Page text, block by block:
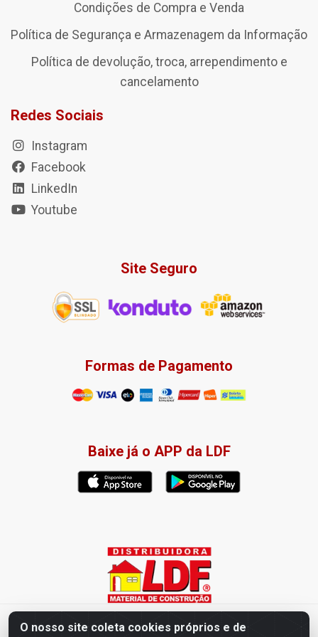
O nosso site coleta cookies próprios e de
Condições de Compra e Venda
Política de Segurança e Armazenagem da Informação
Política de devolução, troca, arrependimento e
cancelamento
Redes Sociais
Instagram
Facebook
LinkedIn
Youtube
Site Seguro
Formas de Pagamento
Baixe já o APP da LDF
Distribuidora LDF - Av. Presidente Tancredo Neves, 203 – Bairro